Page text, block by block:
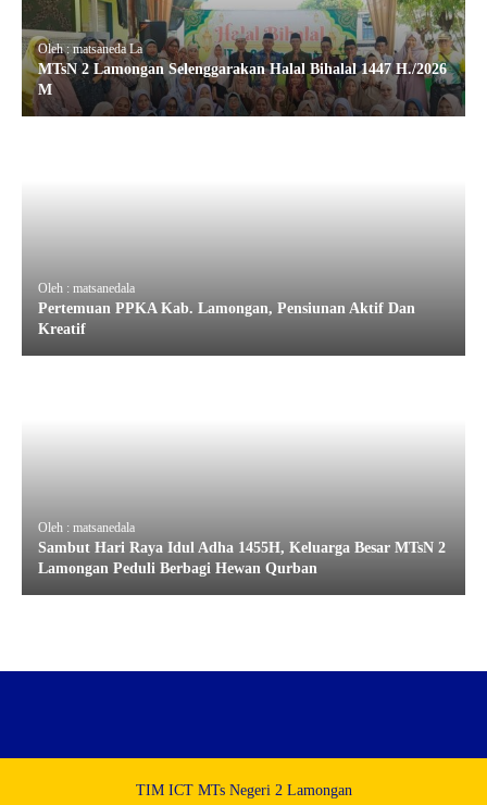
Oleh : matsaneda La
MTsN 2 Lamongan Selenggarakan Halal Bihalal 1447 H./2026
M
Oleh : matsanedala
Pertemuan PPKA Kab. Lamongan, Pensiunan Aktif Dan
Kreatif
Oleh : matsanedala
Sambut Hari Raya Idul Adha 1455H, Keluarga Besar MTsN 2
Lamongan Peduli Berbagi Hewan Qurban
TIM ICT MTs Negeri 2 Lamongan